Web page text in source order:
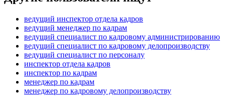
ведущий инспектор отдела кадров
ведущий менеджер по кадрам
ведущий специалист по кадровому администрированию
ведущий специалист по кадровому делопроизводству
ведущий специалист по персоналу
инспектор отдела кадров
инспектор по кадрам
менеджер по кадрам
менеджер по кадровому делопроизводству